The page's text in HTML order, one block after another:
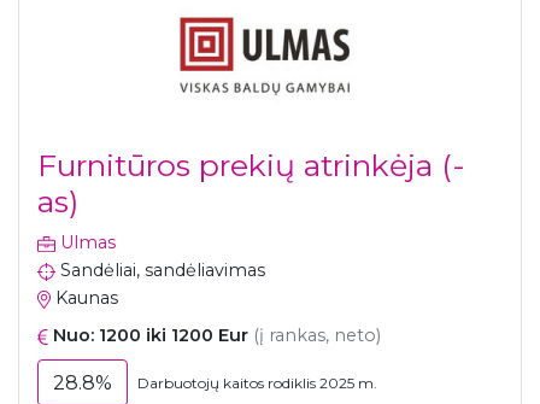
Furnitūros prekių atrinkėja (-
as)
Ulmas
Sandėliai, sandėliavimas
Kaunas
Nuo: 1200 iki 1200 Eur (į rankas, neto)
28.8% Darbuotojų kaitos rodiklis 2025 m.